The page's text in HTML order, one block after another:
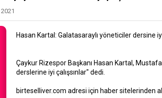
Hasan Kartal: Galatasaraylı yöneticiler dersine iyi
Çaykur Rizespor Başkanı Hasan Kartal,
derslerine iyi çalışsınlar" dedi.
birteselliver.com adresi için haber sitelerinden